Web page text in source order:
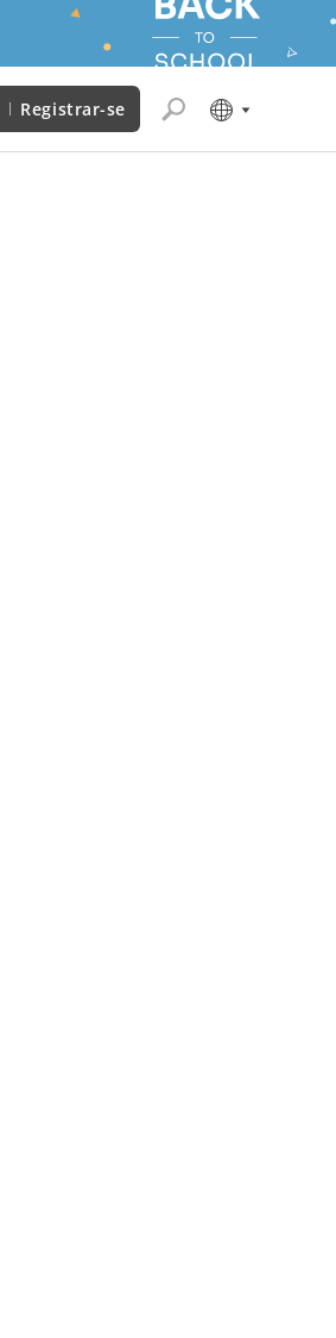
Registrar-se